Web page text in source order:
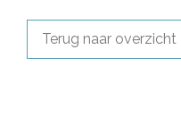
Terug naar overzicht